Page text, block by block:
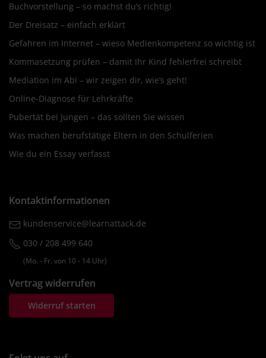
Buchvorstellung – so machst du’s richtig!
Der Dreisatz – einfach erklärt
Gefahren im Internet – wieso Medienkompetenz so wichtig ist
Kommasetzung prüfen – damit Ihr Kind fehlerfrei schreibt
Mediation im Abi – wir zeigen dir, wie’s geht!
Online-Diagnose für Lehrkräfte
Pubertät bei Jungen – das sollten Sie wissen
Was machen berufstätige Eltern in den Schulferien
Wie du ein Essay verfasst
Kontaktinformationen
kundenservice@learnattack.de
030 / 208 499 640
(Mo. ‐ Fr. von 10 ‐ 14 Uhr)
Vertrag widerrufen
Widerruf starten